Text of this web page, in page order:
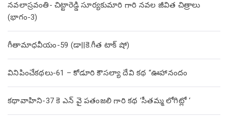
నవలాస్రవంతి- చిట్టారెడ్డి సూర్యకుమారి గారి నవల జీవిత చిత్రాలు
(భాగం-3)
గీతామాధవీయం-59 (డా||కె.గీత టాక్ షో)
వినిపించేకథలు-61 – కోడూరి కౌసల్యా దేవి కథ “ఊహానందం
కథావాహిని-37 కె ఎన్ వై పతంజలి గారి కథ ‘సీతమ్మ లోగిట్లో ‘